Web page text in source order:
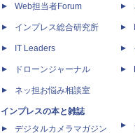
Web担当者Forum
インプレス総合研究所
IT Leaders
ドローンジャーナル
ネッ担お悩み相談室
インプレスの本と雑誌
デジタルカメラマガジン